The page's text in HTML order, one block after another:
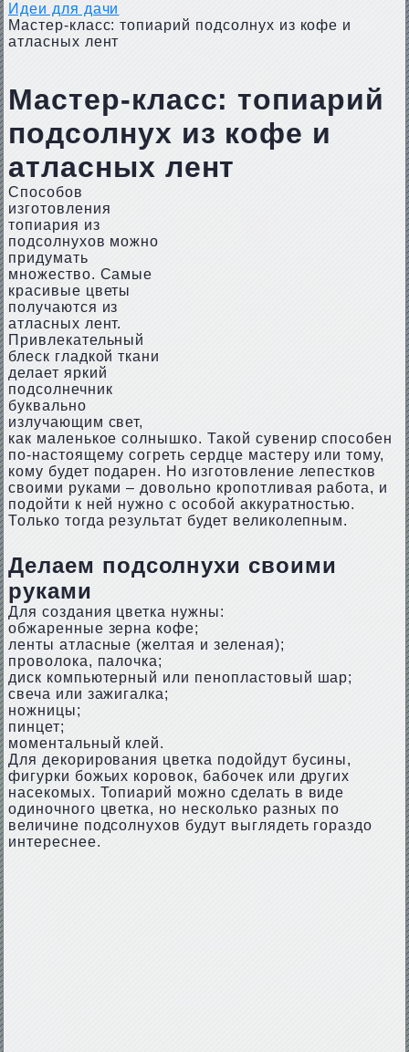
Идеи для дачи
Мастер-класс: топиарий подсолнух из кофе и
атласных лент
Мастер-класс: топиарий
подсолнух из кофе и
атласных лент
Способов
изготовления
топиария из
подсолнухов можно
придумать
множество. Самые
красивые цветы
получаются из
атласных лент.
Привлекательный
блеск гладкой ткани
делает яркий
подсолнечник
буквально
излучающим свет,
как маленькое солнышко. Такой сувенир способен
по-настоящему согреть сердце мастеру или тому,
кому будет подарен. Но изготовление лепестков
своими руками – довольно кропотливая работа, и
подойти к ней нужно с особой аккуратностью.
Только тогда результат будет великолепным.
Делаем подсолнухи своими
руками
Для создания цветка нужны:
обжаренные зерна кофе;
ленты атласные (желтая и зеленая);
проволока, палочка;
диск компьютерный или пенопластовый шар;
свеча или зажигалка;
ножницы;
пинцет;
моментальный клей.
Для декорирования цветка подойдут бусины,
фигурки божьих коровок, бабочек или других
насекомых. Топиарий можно сделать в виде
одиночного цветка, но несколько разных по
величине подсолнухов будут выглядеть гораздо
интереснее.